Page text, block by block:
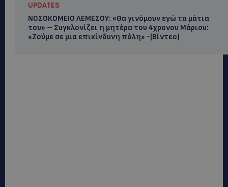
UPDATES
ΝΟΣΟΚΟΜΕΙΟ ΛΕΜΕΣΟΥ: «Θα γινόμουν εγώ τα μάτια
του» – Συγκλονίζει η μητέρα του 4χρονου Μάριου:
«Ζούμε σε μια επικίνδυνη πόλη» -(Βίντεο)